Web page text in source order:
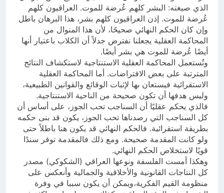
الذي صيغته: البشر كلهم عُرضة للموت. العراقيون كلهم
عُرضة للموت. إذن العراقيون كلهم بشر، هذا البرهان باطل
وإن كان الحكم النهائي صحيحًا، لأن هذا المنوال من
المحاكمة العقلية يجعلنا نفترض جدلاً أن الكلاب باعتبار أنها
أيضًا عُرضة للموت هي بشر أيضًا.
وتُستعمل المحاكمة العقلية الاستنتاجية لاستكشاف النتائج
المترتبة على بعض الافتراضات. أما المحاكمة العقلية
الاستقرائية فيستعان بها لإثبات الوقائع والقوانين الطبيعية،
وليس هدفها أن تكون صحيحة من الناحية الاستنتاجية.
فالذي يحكم عقليًا أن السناجب تحب الجوز، على أساس أن
كل السناجب التي رصدناها تحب الجوز، يكون قد بنى حكمه
بطريقة استقرائية. فالحكم النهائي قد يكون هنا باطلاً حتى
ولو كانت المقدمة صحيحة. ومع ذلك فالمقدمة توفر سندًا
قويًا لاستخلاص الحكم النهائي.
وهكذا أمست الفلسفة ونوعها العراقي (الشكوكي) مصدر
كل النتاجات القانونية والأخلاقية والجمالية وأنعكس على
منظومة القيم الفكرية،ويمكن أن يكون سببا في وفرة